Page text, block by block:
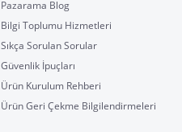
Pazarama Blog
Bilgi Toplumu Hizmetleri
Sıkça Sorulan Sorular
Güvenlik İpuçları
Ürün Kurulum Rehberi
Ürün Geri Çekme Bilgilendirmeleri